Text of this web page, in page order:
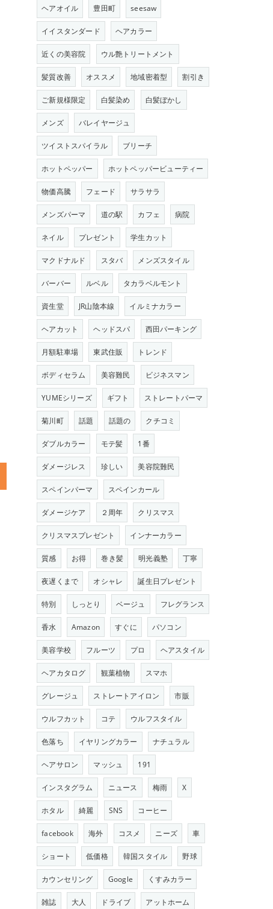
ヘアオイル 豊田町 seesaw
イイスタンダード ヘアカラー
近くの美容院 ウル艶トリートメント
髪質改善 オススメ 地域密着型 割引き
ご新規様限定 白髪染め 白髪ぼかし
メンズ バレイヤージュ
ツイストスパイラル ブリーチ
ホットペッパー ホットペッパービューティー
物価高騰 フェード サラサラ
メンズパーマ 道の駅 カフェ 病院
ネイル プレゼント 学生カット
マクドナルド スタバ メンズスタイル
バーバー ルベル タカラベルモント
資生堂 JR山陰本線 イルミナカラー
ヘアカット ヘッドスパ 西田パーキング
月額駐車場 東武住販 トレンド
ボディセラム 美容難民 ビジネスマン
YUMEシリーズ ギフト ストレートパーマ
菊川町 話題 話題の クチコミ
ダブルカラー モテ髪 1番
ダメージレス 珍しい 美容院難民
スペインパーマ スペインカール
ダメージケア ２周年 クリスマス
クリスマスプレゼント インナーカラー
質感 お得 巻き髪 明光義塾 丁寧
夜遅くまで オシャレ 誕生日プレゼント
特別 しっとり ベージュ フレグランス
香水 Amazon すぐに パソコン
美容学校 フルーツ プロ ヘアスタイル
ヘアカタログ 観葉植物 スマホ
グレージュ ストレートアイロン 市販
ウルフカット コテ ウルフスタイル
色落ち イヤリングカラー ナチュラル
ヘアサロン マッシュ 191
インスタグラム ニュース 梅雨 X
ホタル 綺麗 SNS コーヒー
facebook 海外 コスメ ニーズ 車
ショート 低価格 韓国スタイル 野球
カウンセリング Google くすみカラー
雑誌 大人 ドライブ アットホーム